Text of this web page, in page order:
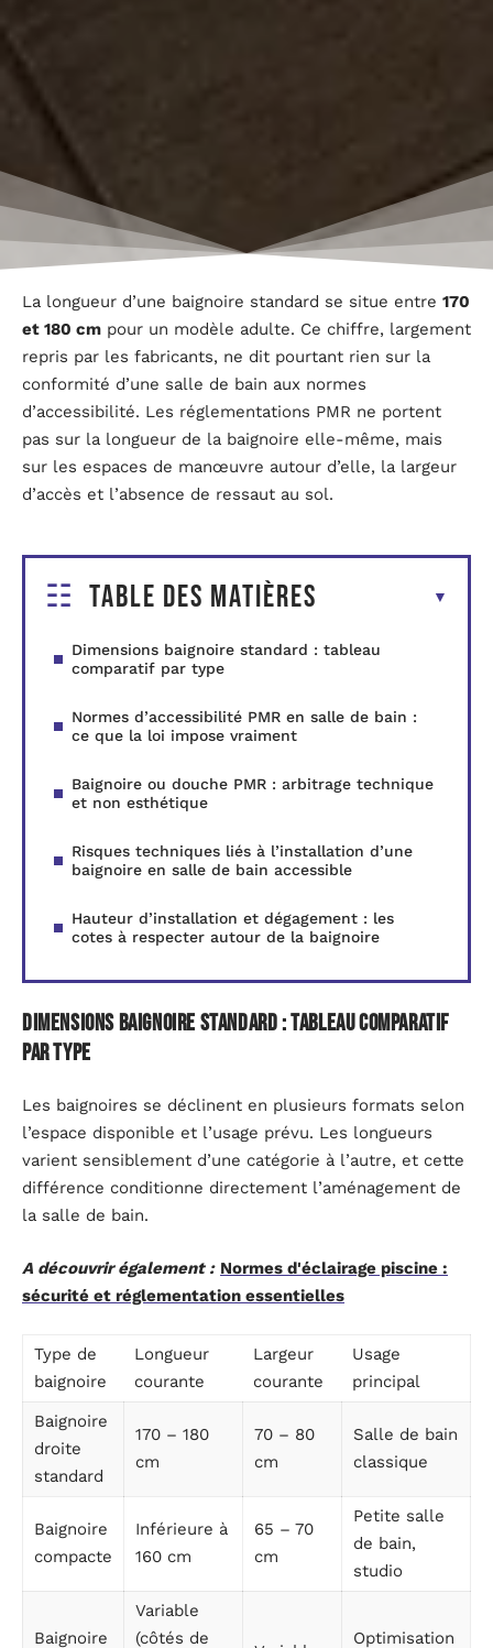
La longueur d’une baignoire standard se situe entre 170
et 180 cm pour un modèle adulte. Ce chiffre, largement
repris par les fabricants, ne dit pourtant rien sur la
conformité d’une salle de bain aux normes
d’accessibilité. Les réglementations PMR ne portent
pas sur la longueur de la baignoire elle-même, mais
sur les espaces de manœuvre autour d’elle, la largeur
d’accès et l’absence de ressaut au sol.
Table des matières
Dimensions baignoire standard : tableau
comparatif par type
Normes d’accessibilité PMR en salle de bain :
ce que la loi impose vraiment
Baignoire ou douche PMR : arbitrage technique
et non esthétique
Risques techniques liés à l’installation d’une
baignoire en salle de bain accessible
Hauteur d’installation et dégagement : les
cotes à respecter autour de la baignoire
Dimensions baignoire standard : tableau comparatif
par type
Les baignoires se déclinent en plusieurs formats selon
l’espace disponible et l’usage prévu. Les longueurs
varient sensiblement d’une catégorie à l’autre, et cette
différence conditionne directement l’aménagement de
la salle de bain.
A découvrir également : Normes d'éclairage piscine :
sécurité et réglementation essentielles
Type de
baignoire
Longueur
courante
Largeur
courante
Usage
principal
Baignoire
droite
standard
170 – 180
cm
70 – 80
cm
Salle de bain
classique
Baignoire
compacte
Inférieure à
160 cm
65 – 70
cm
Petite salle
de bain,
studio
Baignoire
Variable
(côtés de
Optimisation